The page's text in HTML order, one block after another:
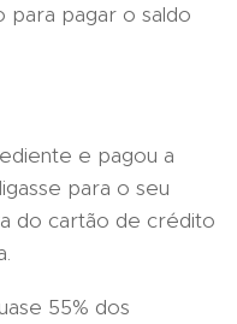
pagar o saldo
e pagou a
para o seu
do cartão de crédito
55% dos